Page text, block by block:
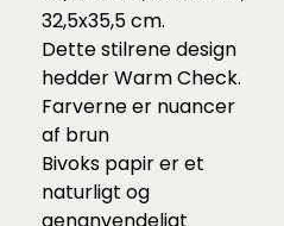
32,5x35,5 cm.
Dette stilrene design
hedder Warm Check.
Farverne er nuancer
af brun
Bivoks papir er et
naturligt og
genanvendeligt